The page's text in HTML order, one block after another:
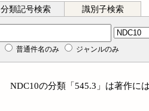
分類記号検索 識別子検索
普通件名のみ ジャンルのみ
NDC10の分類「545.3」は著作に